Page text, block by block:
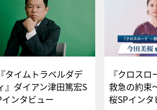
『タイムトラベルダデ
』ダイアン津田篤宏S
インタビュー
『クロス
救急の約束
桜SPイ